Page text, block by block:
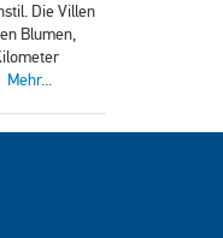
Die Villen
Blumen,
Mehr...